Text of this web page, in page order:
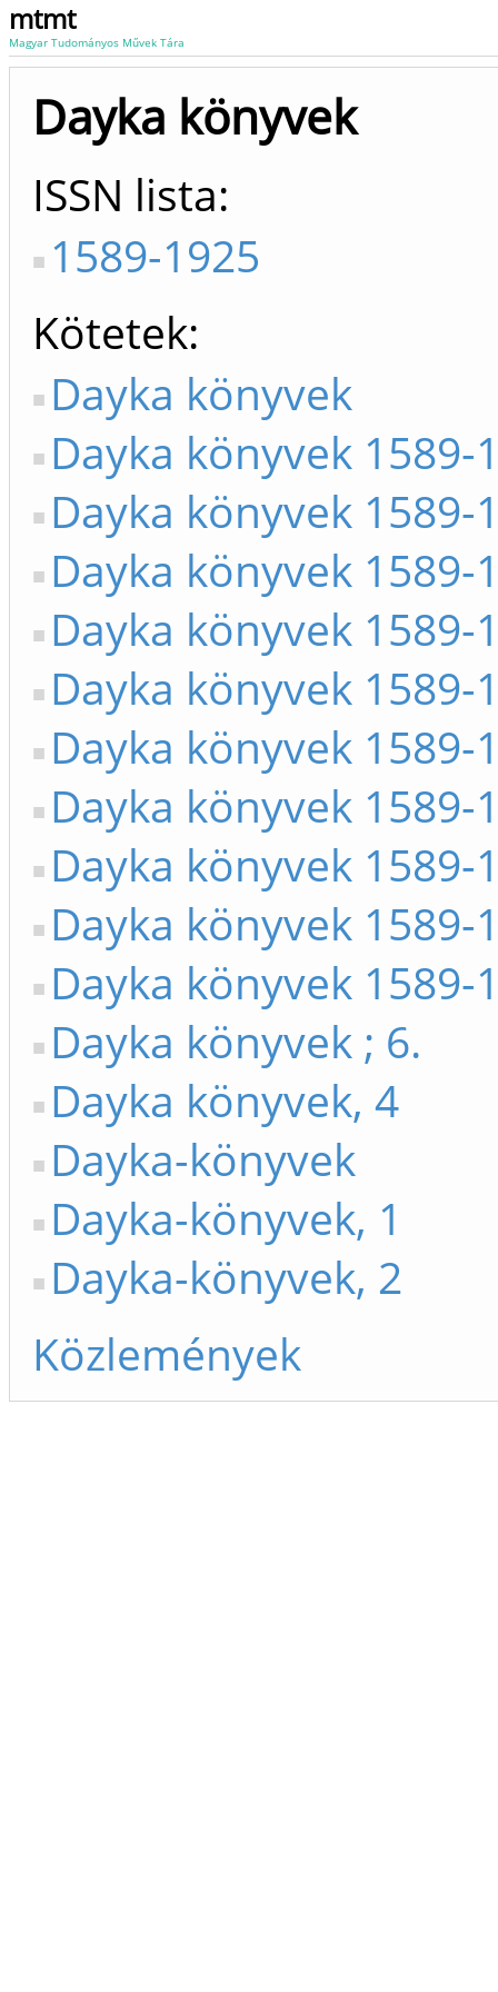
mtmt
Magyar Tudományos Művek Tára
Dayka könyvek
ISSN lista
1589-1925
Kötetek
Dayka könyvek
Dayka könyvek 1589-
Dayka könyvek 1589-
Dayka könyvek 1589-
Dayka könyvek 1589-
Dayka könyvek 1589-
Dayka könyvek 1589-
Dayka könyvek 1589-
Dayka könyvek 1589-
Dayka könyvek 1589-
Dayka könyvek 1589-
Dayka könyvek ; 6.
Dayka könyvek, 4
Dayka-könyvek
Dayka-könyvek, 1
Dayka-könyvek, 2
Közlemények